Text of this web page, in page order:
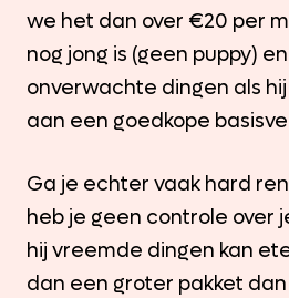
we het dan over €20 per
nog jong is (geen puppy)
onverwachte dingen als
aan een goedkope
Ga je echter vaak hard
heb je geen controle over
hij vreemde dingen kan
dan een groter pakket